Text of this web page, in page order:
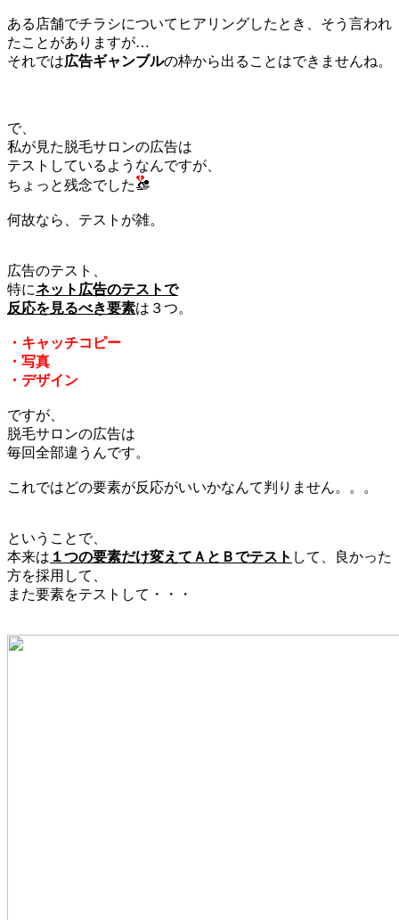
ある店舗でチラシについてヒアリングしたとき、そう言われ
たことがありますが…
それでは広告ギャンブルの枠から出ることはできませんね。
で、
私が見た脱毛サロンの広告は
テストしているようなんですが、
ちょっと残念でした
何故なら、テストが雑。
広告のテスト、
特にネット広告のテストで
反応を見るべき要素は３つ。
・キャッチコピー
・写真
・デザイン
ですが、
脱毛サロンの広告は
毎回全部違うんです。
これではどの要素が反応がいいかなんて判りません。。。
ということで、
本来は １つの要素だけ変えてＡとＢでテスト して、良かった
方を採用して、
また要素をテストして・・・